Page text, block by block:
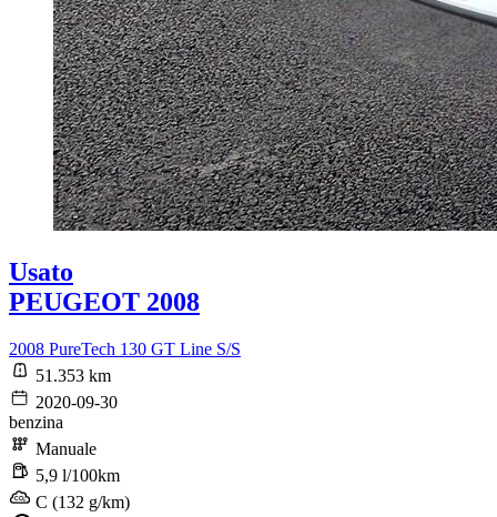
Usato
PEUGEOT 2008
2008 PureTech 130 GT Line S/S
51.353 km
2020-09-30
benzina
Manuale
5,9 l/100km
C (132 g/km)